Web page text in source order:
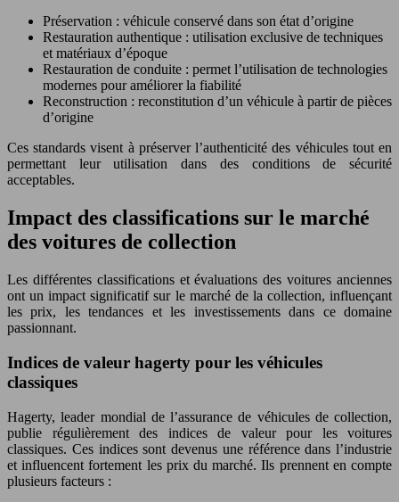
Préservation : véhicule conservé dans son état d’origine
Restauration authentique : utilisation exclusive de techniques
et matériaux d’époque
Restauration de conduite : permet l’utilisation de technologies
modernes pour améliorer la fiabilité
Reconstruction : reconstitution d’un véhicule à partir de pièces
d’origine
Ces standards visent à préserver l’authenticité des véhicules tout en
permettant leur utilisation dans des conditions de sécurité
acceptables.
Impact des classifications sur le marché
des voitures de collection
Les différentes classifications et évaluations des voitures anciennes
ont un impact significatif sur le marché de la collection, influençant
les prix, les tendances et les investissements dans ce domaine
passionnant.
Indices de valeur hagerty pour les véhicules
classiques
Hagerty, leader mondial de l’assurance de véhicules de collection,
publie régulièrement des indices de valeur pour les voitures
classiques. Ces indices sont devenus une référence dans l’industrie
et influencent fortement les prix du marché. Ils prennent en compte
plusieurs facteurs :